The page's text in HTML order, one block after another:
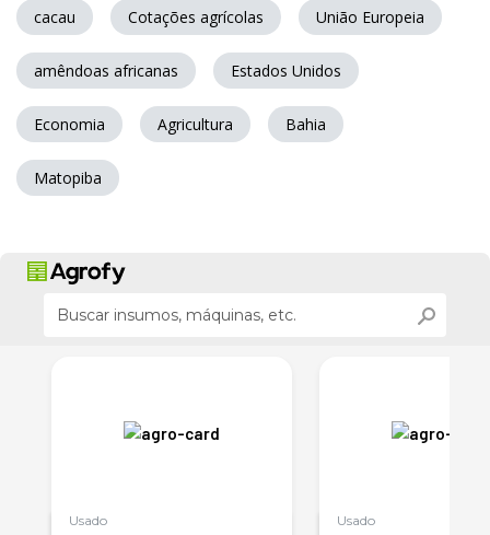
cacau Cotações agrícolas União Europeia
amêndoas africanas Estados Unidos
Economia Agricultura Bahia
Matopiba
Usado Usado